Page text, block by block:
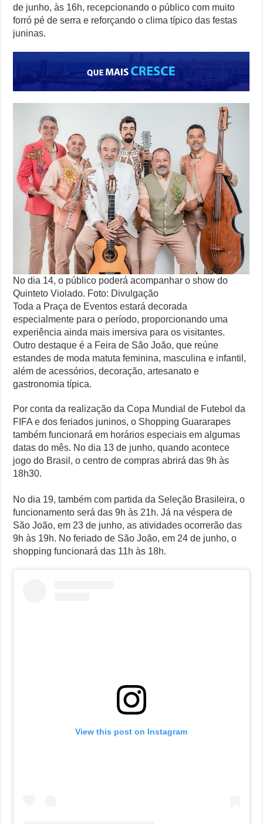
de junho, às 16h, recepcionando o público com muito
forró pé de serra e reforçando o clima típico das festas
juninas.
No dia 14, o público poderá acompanhar o show do
Quinteto Violado. Foto: Divulgação
Toda a Praça de Eventos estará decorada
especialmente para o período, proporcionando uma
experiência ainda mais imersiva para os visitantes.
Outro destaque é a Feira de São João, que reúne
estandes de moda matuta feminina, masculina e infantil,
além de acessórios, decoração, artesanato e
gastronomia típica.
Por conta da realização da Copa Mundial de Futebol da
FIFA e dos feriados juninos, o Shopping Guararapes
também funcionará em horários especiais em algumas
datas do mês. No dia 13 de junho, quando acontece
jogo do Brasil, o centro de compras abrirá das 9h às
18h30.
No dia 19, também com partida da Seleção Brasileira, o
funcionamento será das 9h às 21h. Já na véspera de
São João, em 23 de junho, as atividades ocorrerão das
9h às 19h. No feriado de São João, em 24 de junho, o
shopping funcionará das 11h às 18h.
View this post on Instagram